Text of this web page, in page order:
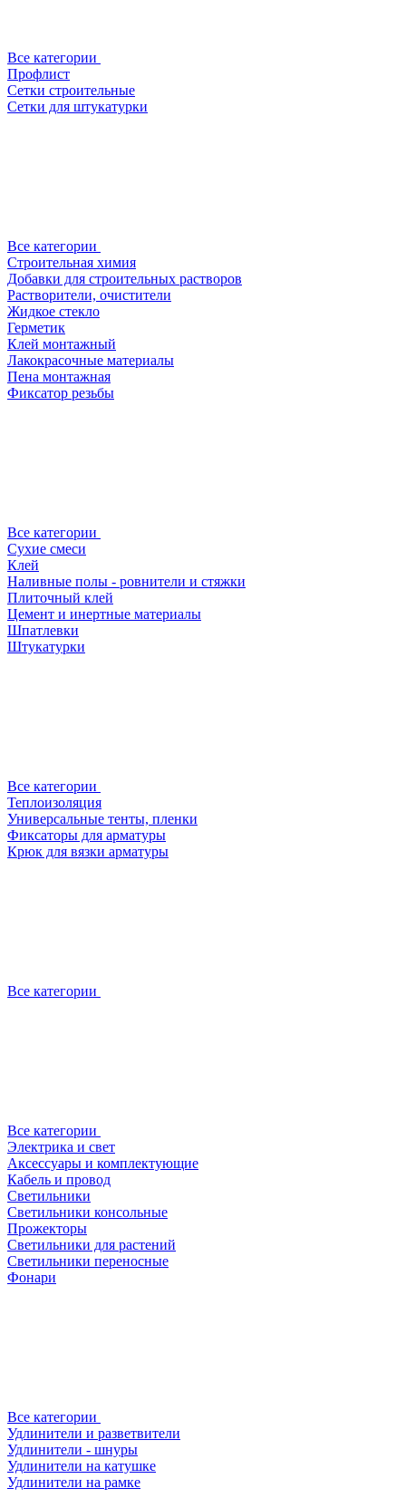
Все категории
Профлист
Сетки строительные
Сетки для штукатурки
Все категории
Строительная химия
Добавки для строительных растворов
Растворители, очистители
Жидкое стекло
Герметик
Клей монтажный
Лакокрасочные материалы
Пена монтажная
Фиксатор резьбы
Все категории
Сухие смеси
Клей
Наливные полы - ровнители и стяжки
Плиточный клей
Цемент и инертные материалы
Шпатлевки
Штукатурки
Все категории
Теплоизоляция
Универсальные тенты, пленки
Фиксаторы для арматуры
Крюк для вязки арматуры
Все категории
Все категории
Электрика и свет
Аксессуары и комплектующие
Кабель и провод
Светильники
Светильники консольные
Прожекторы
Светильники для растений
Светильники переносные
Фонари
Все категории
Удлинители и разветвители
Удлинители - шнуры
Удлинители на катушке
Удлинители на рамке